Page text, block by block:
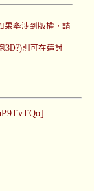
果牽涉到版權，請
3D?)則可在這討